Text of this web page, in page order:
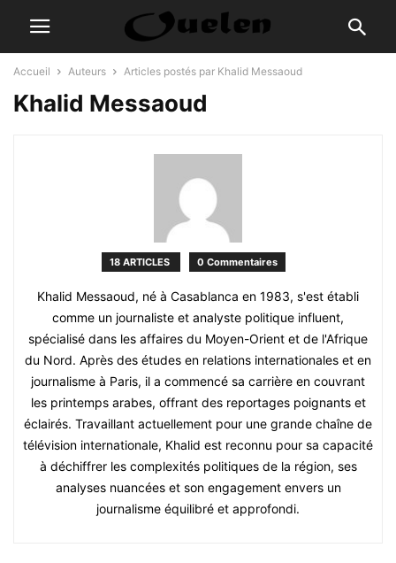
Accueil Auteurs Articles postés par Khalid Messaoud
Khalid Messaoud
18 ARTICLES 0 Commentaires
Khalid Messaoud, né à Casablanca en 1983, s'est établi
comme un journaliste et analyste politique influent,
spécialisé dans les affaires du Moyen-Orient et de l'Afrique
du Nord. Après des études en relations internationales et en
journalisme à Paris, il a commencé sa carrière en couvrant
les printemps arabes, offrant des reportages poignants et
éclairés. Travaillant actuellement pour une grande chaîne de
télévision internationale, Khalid est reconnu pour sa capacité
à déchiffrer les complexités politiques de la région, ses
analyses nuancées et son engagement envers un
journalisme équilibré et approfondi.